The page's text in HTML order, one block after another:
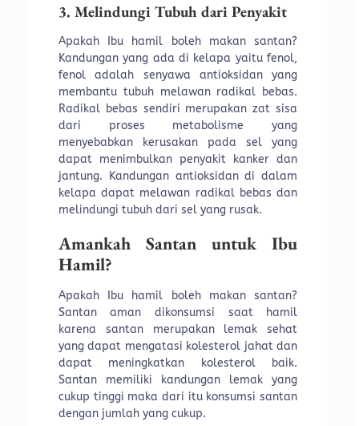
3. Melindungi Tubuh dari Penyakit
Apakah Ibu hamil boleh makan santan?
Kandungan yang ada di kelapa yaitu fenol,
fenol adalah senyawa antioksidan yang
membantu tubuh melawan radikal bebas.
Radikal bebas sendiri merupakan zat sisa
dari proses metabolisme yang
menyebabkan kerusakan pada sel yang
dapat menimbulkan penyakit kanker dan
jantung. Kandungan antioksidan di dalam
kelapa dapat melawan radikal bebas dan
melindungi tubuh dari sel yang rusak.
Amankah Santan untuk Ibu
Hamil?
Apakah Ibu hamil boleh makan santan?
Santan aman dikonsumsi saat hamil
karena santan merupakan lemak sehat
yang dapat mengatasi kolesterol jahat dan
dapat meningkatkan kolesterol baik.
Santan memiliki kandungan lemak yang
cukup tinggi maka dari itu konsumsi santan
dengan jumlah yang cukup.